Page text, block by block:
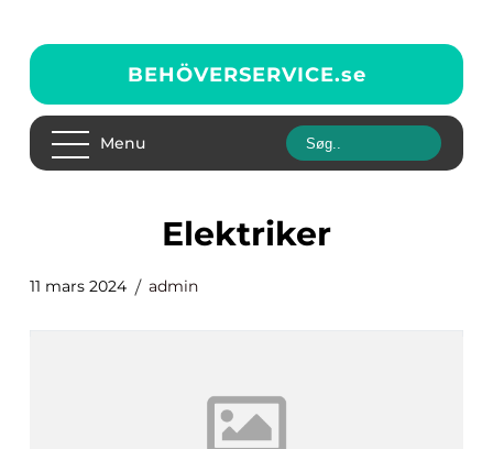
BEHÖVERSERVICE.se
Menu
Elektriker
11 mars 2024 admin